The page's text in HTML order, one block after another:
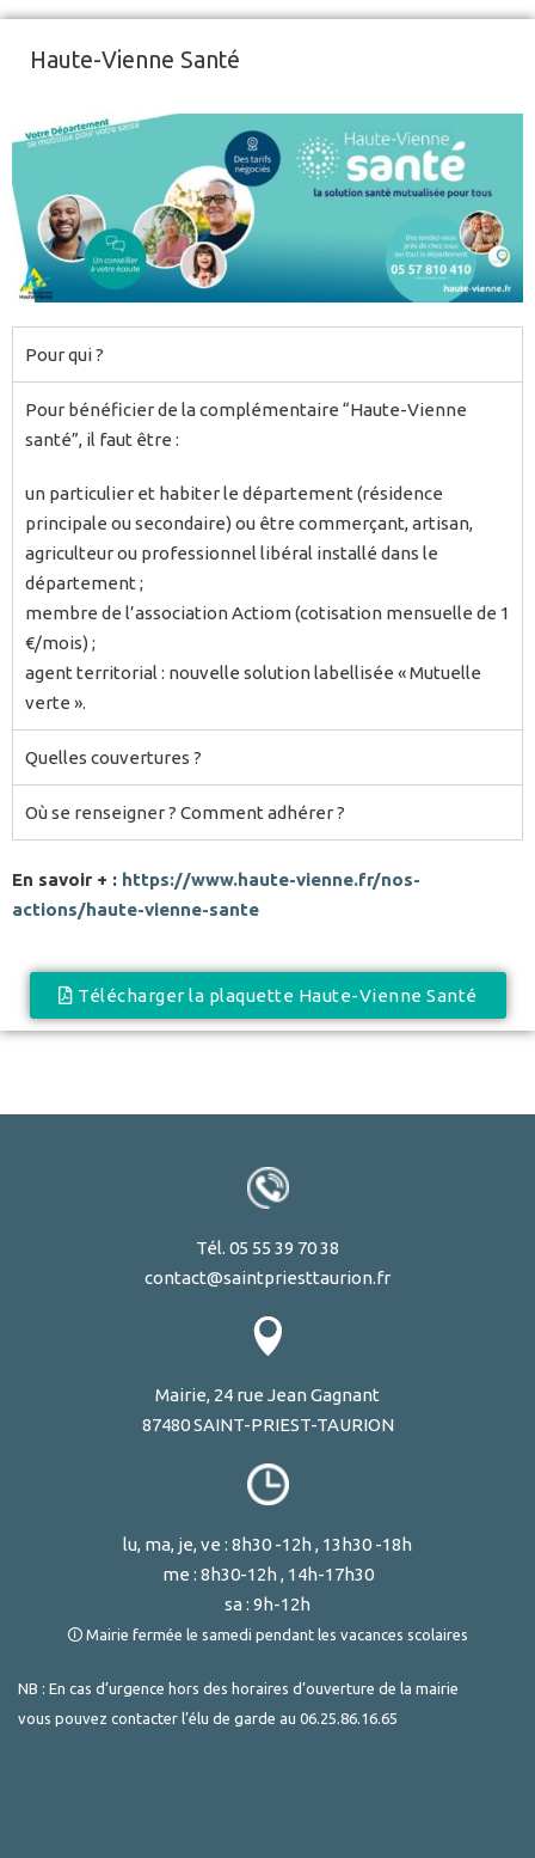
Haute-Vienne Santé
Pour qui ?
Pour bénéficier de la complémentaire “Haute-Vienne
santé”, il faut être :
un particulier et habiter le département (résidence
principale ou secondaire) ou être commerçant, artisan,
agriculteur ou professionnel libéral installé dans le
département ;
membre de l’association Actiom (cotisation mensuelle de 1
€/mois) ;
agent territorial : nouvelle solution labellisée « Mutuelle
verte ».
Quelles couvertures ?
Où se renseigner ? Comment adhérer ?
En savoir + : https://www.haute-vienne.fr/nos-
actions/haute-vienne-sante
Télécharger la plaquette Haute-Vienne Santé
Tél. 05 55 39 70 38
contact@saintpriesttaurion.fr
Mairie, 24 rue Jean Gagnant
87480 SAINT-PRIEST-TAURION
lu, ma, je, ve : 8h30 -12h , 13h30 -18h
me : 8h30-12h , 14h-17h30
sa : 9h-12h
🛈 Mairie fermée le samedi pendant les vacances scolaires
NB : En cas d’urgence hors des horaires d’ouverture de la mairie
vous pouvez contacter l’élu de garde au 06.25.86.16.65